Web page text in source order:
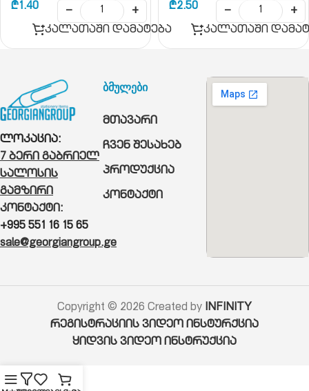
₾1.40 −
+
კალათაში დამატება
₾2.50 −
+
კალათაში
ლოკაცია:
7 ბერი გაბრიელ
სალოსის
გამზირი
კონტაქტი:
+995 551 16 15 65
sale@georgiangroup.ge
ბმულები
მთავარი
ჩვენ შესახებ
პროდუქცია
კონტაქტი
Copyright © 2026 Created by INFINITY
რეგისტრაციის ვიდეო ინსტურქცია
ყიდვის ვიდეო ინსტრუქცია